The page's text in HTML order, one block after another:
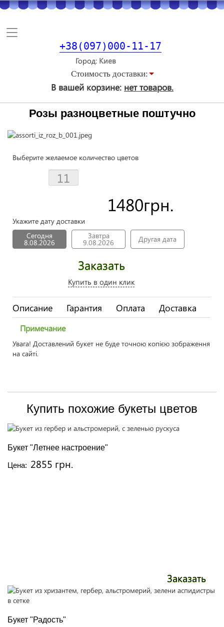
Toggle
+38(097)000-11-17
Город
Стоимость доставки:
В вашей корзине: нет товаров.
Розы разноцветные поштучно
Выберите желаемое количество цветов
1480грн.
Укажите дату доставки
Сегодня
8.08.2026
Завтра
9.08.2026 Другая дата
Заказать
Купить в один клик
Описание Гарантия Оплата Доставка
Примечание
Увага! Доставлений букет не буде точною копією зображення
на сайті.
Купить похожие букеты цветов
Букет "Летнее настроение"
Цена: 2855 грн.
Заказать
Букет "Радость"